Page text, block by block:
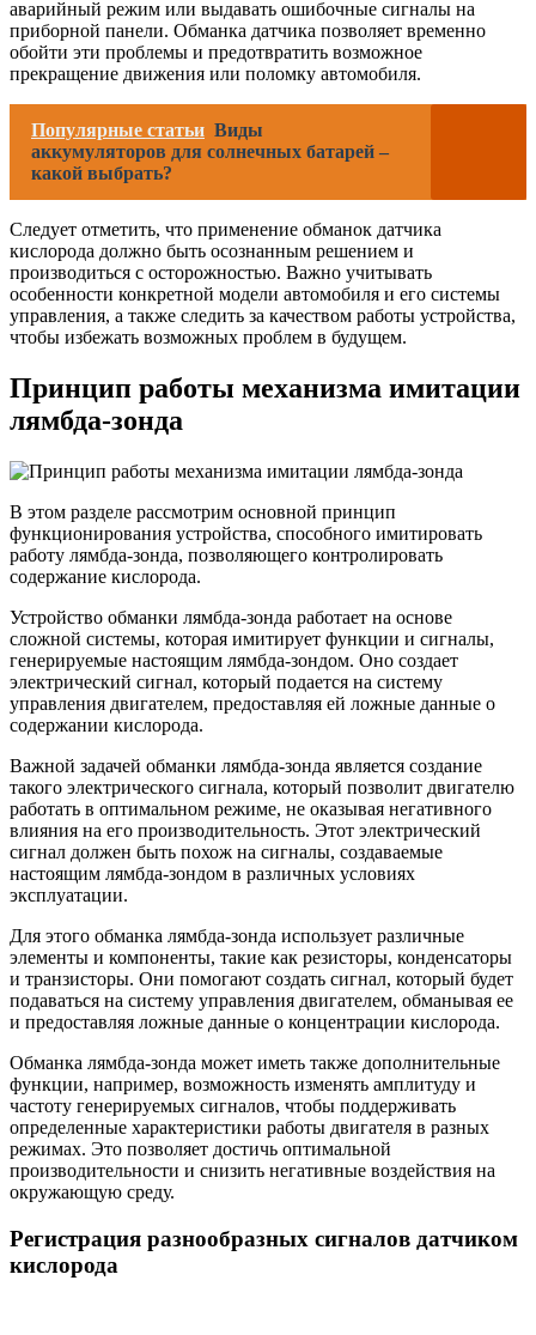
аварийный режим или выдавать ошибочные сигналы на
приборной панели. Обманка датчика позволяет временно
обойти эти проблемы и предотвратить возможное
прекращение движения или поломку автомобиля.
Популярные статьи Виды
аккумуляторов для солнечных батарей –
какой выбрать?
Следует отметить, что применение обманок датчика
кислорода должно быть осознанным решением и
производиться с осторожностью. Важно учитывать
особенности конкретной модели автомобиля и его системы
управления, а также следить за качеством работы устройства,
чтобы избежать возможных проблем в будущем.
Принцип работы механизма имитации
лямбда-зонда
В этом разделе рассмотрим основной принцип
функционирования устройства, способного имитировать
работу лямбда-зонда, позволяющего контролировать
содержание кислорода.
Устройство обманки лямбда-зонда работает на основе
сложной системы, которая имитирует функции и сигналы,
генерируемые настоящим лямбда-зондом. Оно создает
электрический сигнал, который подается на систему
управления двигателем, предоставляя ей ложные данные о
содержании кислорода.
Важной задачей обманки лямбда-зонда является создание
такого электрического сигнала, который позволит двигателю
работать в оптимальном режиме, не оказывая негативного
влияния на его производительность. Этот электрический
сигнал должен быть похож на сигналы, создаваемые
настоящим лямбда-зондом в различных условиях
эксплуатации.
Для этого обманка лямбда-зонда использует различные
элементы и компоненты, такие как резисторы, конденсаторы
и транзисторы. Они помогают создать сигнал, который будет
подаваться на систему управления двигателем, обманывая ее
и предоставляя ложные данные о концентрации кислорода.
Обманка лямбда-зонда может иметь также дополнительные
функции, например, возможность изменять амплитуду и
частоту генерируемых сигналов, чтобы поддерживать
определенные характеристики работы двигателя в разных
режимах. Это позволяет достичь оптимальной
производительности и снизить негативные воздействия на
окружающую среду.
Регистрация разнообразных сигналов датчиком
кислорода